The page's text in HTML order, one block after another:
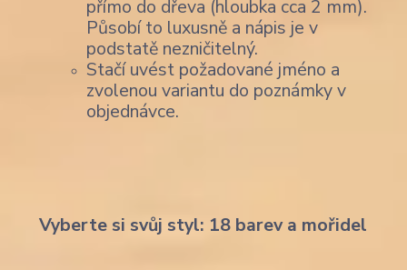
přímo do dřeva (hloubka cca 2 mm).
Působí to luxusně a nápis je v
podstatě nezničitelný.
Stačí uvést požadované jméno a
zvolenou variantu do poznámky v
objednávce.
Vyberte si svůj styl: 18 barev a mořidel